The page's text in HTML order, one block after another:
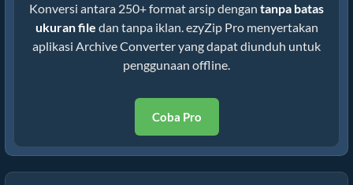
Konversi antara 250+ format arsip dengan tanpa batas
ukuran file dan tanpa iklan. ezyZip Pro menyertakan
aplikasi Archive Converter yang dapat diunduh untuk
penggunaan offline.
Coba Pro